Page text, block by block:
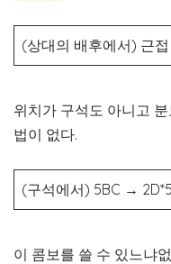
(상대의 배후에서) 근접
위치가 구석도 아니고
법이 없다.
(구석에서) 5BC → 2D*5
이 콤보를 쓸 수 있느냐